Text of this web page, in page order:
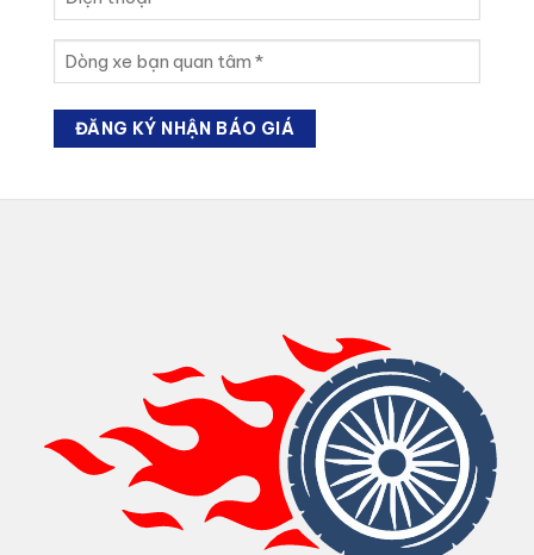
(Required)
thoại
xe
bạn
quan
(Required)